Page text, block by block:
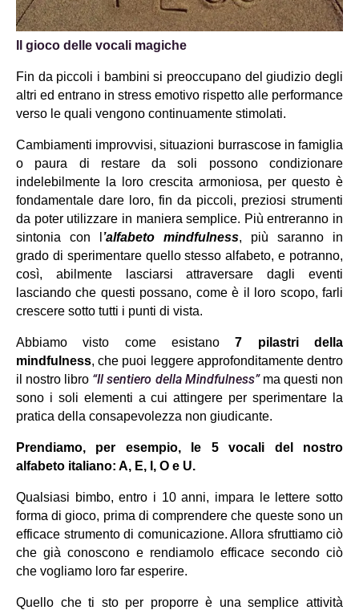
Il gioco delle vocali magiche
Fin da piccoli i bambini si preoccupano del giudizio degli
altri ed entrano in stress emotivo rispetto alle performance
verso le quali vengono continuamente stimolati.
Cambiamenti improvvisi, situazioni burrascose in famiglia
o paura di restare da soli possono condizionare
indelebilmente la loro crescita armoniosa, per questo è
fondamentale dare loro, fin da piccoli, preziosi strumenti
da poter utilizzare in maniera semplice. Più entreranno in
sintonia con l ’alfabeto mindfulness, più saranno in
grado di sperimentare quello stesso alfabeto, e potranno,
così, abilmente lasciarsi attraversare dagli eventi
lasciando che questi possano, come è il loro scopo, farli
crescere sotto tutti i punti di vista.
Abbiamo visto come esistano 7 pilastri della
mindfulness, che puoi leggere approfonditamente dentro
il nostro libro “Il sentiero della Mindfulness” ma questi non
sono i soli elementi a cui attingere per sperimentare la
pratica della consapevolezza non giudicante.
Prendiamo, per esempio, le 5 vocali del nostro
alfabeto italiano: A, E, I, O e U.
Qualsiasi bimbo, entro i 10 anni, impara le lettere sotto
forma di gioco, prima di comprendere che queste sono un
efficace strumento di comunicazione. Allora sfruttiamo ciò
che già conoscono e rendiamolo efficace secondo ciò
che vogliamo loro far esperire.
Quello che ti sto per proporre è una semplice attività